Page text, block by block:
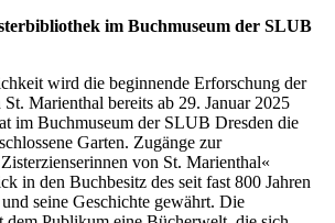
im Buchmuseum der SLUB
wird die beginnende Erforschung der
Marienthal bereits ab 29. Januar 2025
im Buchmuseum der SLUB Dresden die
Garten. Zugänge zur
von St. Marienthal«
in den Buchbesitz des seit fast 800 Jahren
seine Geschichte gewährt. Die